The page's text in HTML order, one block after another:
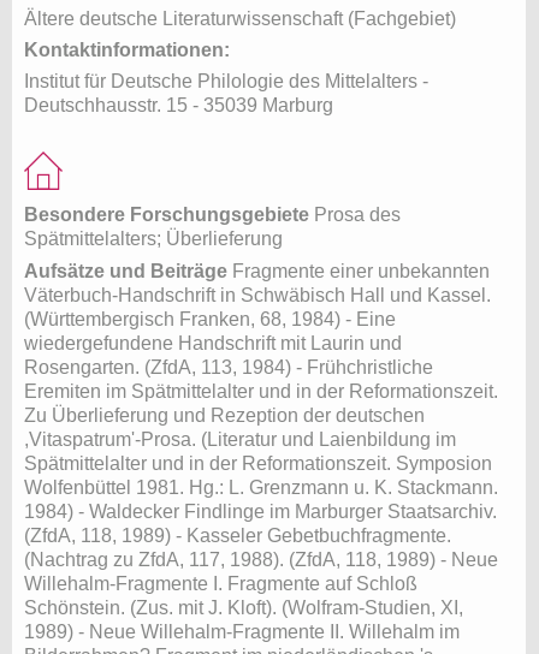
Ältere deutsche Literaturwissenschaft (Fachgebiet)
Kontaktinformationen:
Institut für Deutsche Philologie des Mittelalters -
Deutschhausstr. 15 - 35039 Marburg
Besondere Forschungsgebiete Prosa des
Spätmittelalters; Überlieferung
Aufsätze und Beiträge Fragmente einer unbekannten
Väterbuch-Handschrift in Schwäbisch Hall und Kassel.
(Württembergisch Franken, 68, 1984) - Eine
wiedergefundene Handschrift mit Laurin und
Rosengarten. (ZfdA, 113, 1984) - Frühchristliche
Eremiten im Spätmittelalter und in der Reformationszeit.
Zu Überlieferung und Rezeption der deutschen
,Vitaspatrum'-Prosa. (Literatur und Laienbildung im
Spätmittelalter und in der Reformationszeit. Symposion
Wolfenbüttel 1981. Hg.: L. Grenzmann u. K. Stackmann.
1984) - Waldecker Findlinge im Marburger Staatsarchiv.
(ZfdA, 118, 1989) - Kasseler Gebetbuchfragmente.
(Nachtrag zu ZfdA, 117, 1988). (ZfdA, 118, 1989) - Neue
Willehalm-Fragmente I. Fragmente auf Schloß
Schönstein. (Zus. mit J. Kloft). (Wolfram-Studien, XI,
1989) - Neue Willehalm-Fragmente II. Willehalm im